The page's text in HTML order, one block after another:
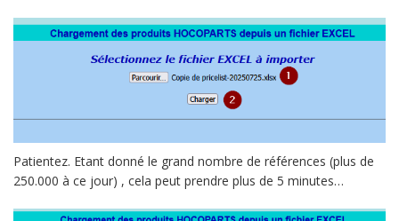
Patientez. Etant donné le grand nombre de références (plus de
250.000 à ce jour) , cela peut prendre plus de 5 minutes…